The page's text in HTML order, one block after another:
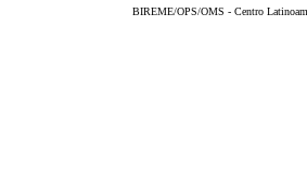
BIREME/OPS/OMS - Centro